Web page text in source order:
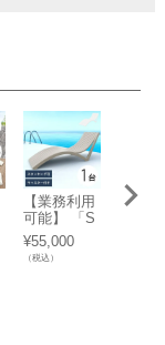
【業務利用
可能】 「S
E SLIM エ
スイー スリ
ム サンラウ
¥55,000
（税込）
【業